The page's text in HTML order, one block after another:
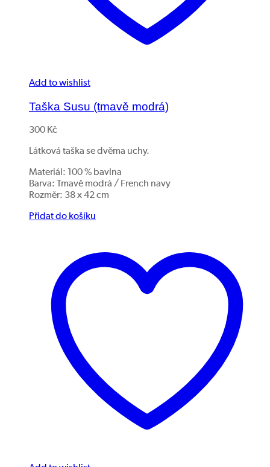
Add to wishlist
Taška Susu (tmavě modrá)
300 Kč
Látková taška se dvěma uchy.
Materiál: 100 % bavlna
Barva: Tmavě modrá / French navy
Rozměr: 38 x 42 cm
Přidat do košíku